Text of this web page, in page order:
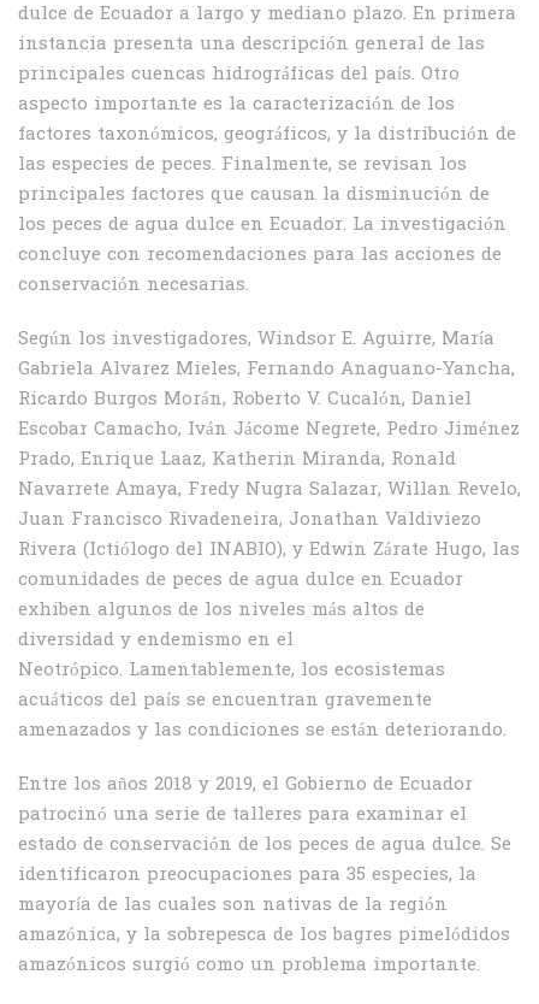
dulce de Ecuador a largo y mediano plazo. En primera
instancia presenta una descripción general de las
principales cuencas hidrográficas del país. Otro
aspecto importante es la caracterización de los
factores taxonómicos, geográficos, y la distribución de
las especies de peces. Finalmente, se revisan los
principales factores que causan la disminución de
los peces de agua dulce en Ecuador. La investigación
concluye con recomendaciones para las acciones de
conservación necesarias.
Según los investigadores, Windsor E. Aguirre, María
Gabriela Alvarez Mieles, Fernando Anaguano-Yancha,
Ricardo Burgos Morán, Roberto V. Cucalón, Daniel
Escobar Camacho, Iván Jácome Negrete, Pedro Jiménez
Prado, Enrique Laaz, Katherin Miranda, Ronald
Navarrete Amaya, Fredy Nugra Salazar, Willan Revelo,
Juan Francisco Rivadeneira, Jonathan Valdiviezo
Rivera (Ictiólogo del INABIO), y Edwin Zárate Hugo, las
comunidades de peces de agua dulce en Ecuador
exhiben algunos de los niveles más altos de
diversidad y endemismo en el
Neotrópico. Lamentablemente, los ecosistemas
acuáticos del país se encuentran gravemente
amenazados y las condiciones se están deteriorando.
Entre los años 2018 y 2019, el Gobierno de Ecuador
patrocinó una serie de talleres para examinar el
estado de conservación de los peces de agua dulce. Se
identificaron preocupaciones para 35 especies, la
mayoría de las cuales son nativas de la región
amazónica, y la sobrepesca de los bagres pimelódidos
amazónicos surgió como un problema importante.